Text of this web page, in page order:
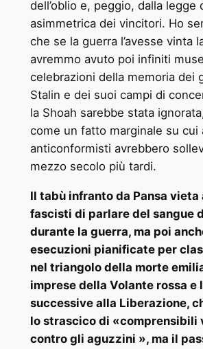
dell’oblio e, peggio, dalla legge
asimmetrica dei vincitori. Ho
che se la guerra l’avesse vinta
avremmo avuto poi infiniti
celebrazioni della memoria dei
Stalin e dei suoi campi di
la Shoah sarebbe stata
come un fatto marginale su cui
anticonformisti avrebbero
mezzo secolo più tardi.
Il tabù infranto da Pansa vieta
fascisti di parlare del sangue
durante la guerra, ma poi
esecuzioni pianificate per
nel triangolo della morte
imprese della Volante rossa e
successive alla Liberazione,
lo strascico di «comprensibili
contro gli aguzzini », ma il